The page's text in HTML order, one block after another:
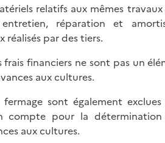
relatifs aux mêmes
réparation et
réalisés par des tiers.
frais financiers ne sont pas un
aux cultures.
fermage sont également
compte pour la
aux cultures.